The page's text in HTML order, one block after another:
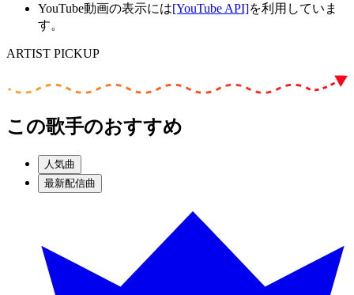
YouTube動画の表示には[YouTube API]を利用していま
す。
ARTIST PICKUP
この歌手のおすすめ
人気曲
最新配信曲